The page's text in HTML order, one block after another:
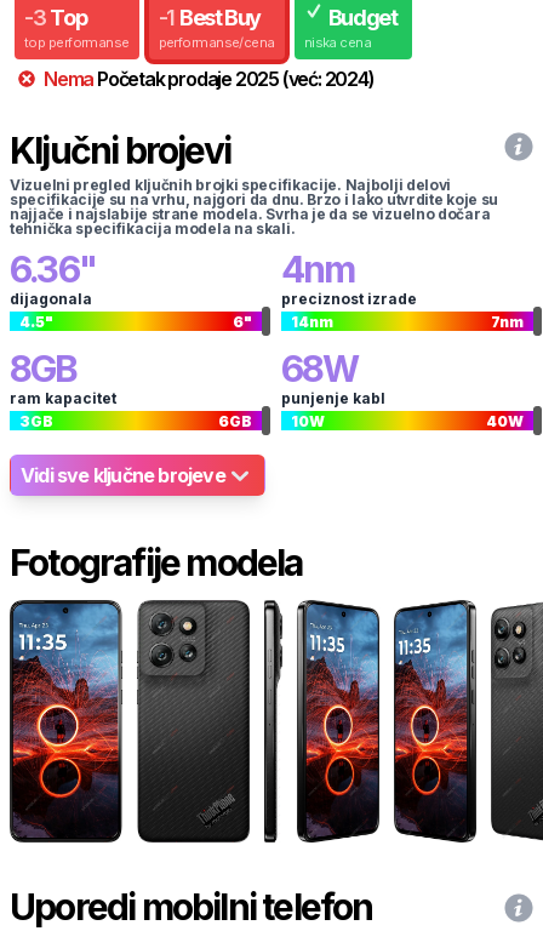
-3 Top
top performanse
-1 Best Buy
performanse/cena
Budget
niska cena
Nema Početak prodaje 2025 (već: 2024)
Ključni brojevi
Vizuelni pregled ključnih brojki specifikacije. Najbolji delovi
specifikacije su na vrhu, najgori da dnu. Brzo i lako utvrdite koje su
najjače i najslabije strane modela. Svrha je da se vizuelno dočara
tehnička specifikacija modela na skali.
6.36"
dijagonala
4.5" 6"
4nm
preciznost izrade
14nm 7nm
8GB
ram kapacitet
3GB 6GB
68W
punjenje kabl
10W 40W
Vidi sve ključne brojeve
Fotografije modela
Uporedi mobilni telefon